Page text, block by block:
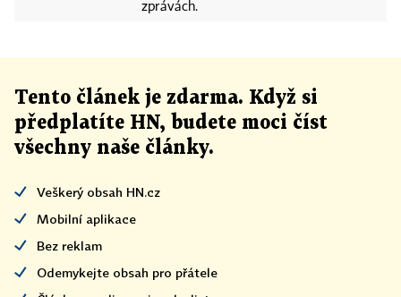
zprávách.
Tento článek je zdarma. Když si
předplatíte HN, budete moci číst
všechny naše články.
Veškerý obsah HN.cz
Mobilní aplikace
Bez reklam
Odemykejte obsah pro přátele